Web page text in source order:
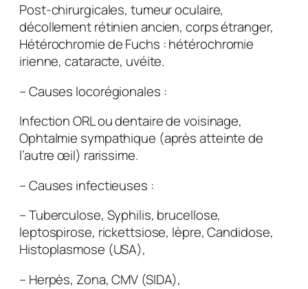
Post-chirurgicales, tumeur oculaire,
décollement rétinien ancien, corps étranger,
Hétérochromie de Fuchs : hétérochromie
irienne, cataracte, uvéite.
–Causes locorégionales :
Infection ORL ou dentaire de voisinage,
Ophtalmie sympathique (après atteinte de
l’autre œil) rarissime.
–Causes infectieuses :
– Tuberculose, Syphilis, brucellose,
leptospirose, rickettsiose, lèpre, Candidose,
Histoplasmose (USA),
– Herpès, Zona, CMV (SIDA),